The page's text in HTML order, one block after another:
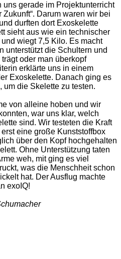
uns gerade im Projektunterricht
Zukunft“. Darum waren wir bei
durften dort Exoskelette
sieht aus wie ein technischer
wiegt 7,5 Kilo. Es macht
unterstützt die Schultern und
oder man überkopf
erklärte uns in einem
Exoskelette. Danach ging es
um die Skelette zu testen.
von alleine hoben und wir
war uns klar, welch
sind. Wir testeten die Kraft
eine große Kunststoffbox
über den Kopf hochgehalten
Ohne Unterstützung taten
weh, mit ging es viel
was die Menschheit schon
hat. Der Ausflug machte
exoIQ!